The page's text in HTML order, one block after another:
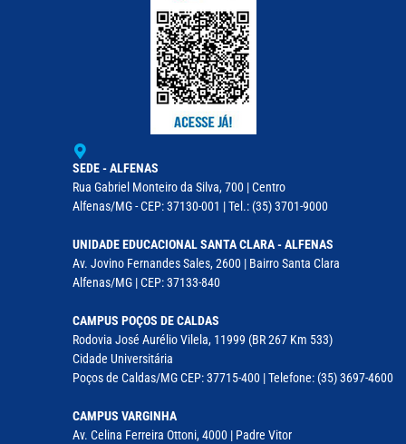
SEDE - ALFENAS
Rua Gabriel Monteiro da Silva, 700 | Centro
Alfenas/MG - CEP: 37130-001 | Tel.: (35) 3701-9000
UNIDADE EDUCACIONAL SANTA CLARA - ALFENAS
Av. Jovino Fernandes Sales, 2600 | Bairro Santa Clara
Alfenas/MG | CEP: 37133-840
CAMPUS POÇOS DE CALDAS
Rodovia José Aurélio Vilela, 11999 (BR 267 Km 533)
Cidade Universitária
Poços de Caldas/MG CEP: 37715-400 | Telefone: (35) 3697-4600
CAMPUS VARGINHA
Av. Celina Ferreira Ottoni, 4000 | Padre Vitor